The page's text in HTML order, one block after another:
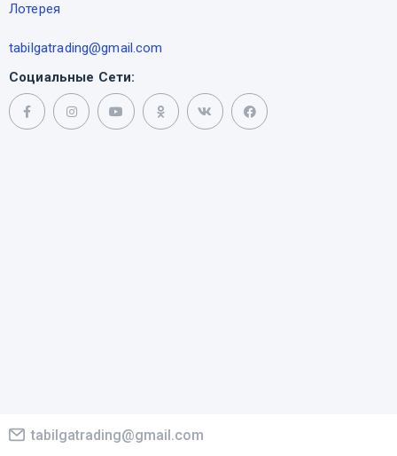
Лотерея
tabilgatrading@gmail.com
Социальные Сети:
tabilgatrading@gmail.com